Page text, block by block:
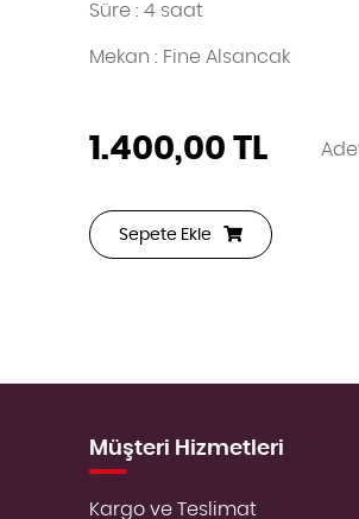
Süre : 4 saat
Mekan : Fine Alsancak
1.400,00 TL
Sepete Ekle
Müşteri Hizmetleri
Kargo ve Teslimat